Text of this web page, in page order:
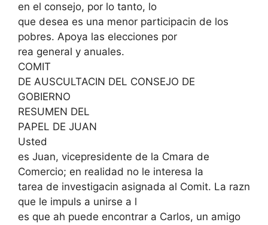
en el consejo, por lo tanto, lo
que desea es una menor participacin de los
pobres. Apoya las elecciones por
rea general y anuales.
COMIT
DE AUSCULTACIN DEL CONSEJO DE
GOBIERNO
RESUMEN DEL
PAPEL DE JUAN
Usted
es Juan, vicepresidente de la Cmara de
Comercio; en realidad no le interesa la
tarea de investigacin asignada al Comit. La razn
que le impuls a unirse a l
es que ah puede encontrar a Carlos, un amigo